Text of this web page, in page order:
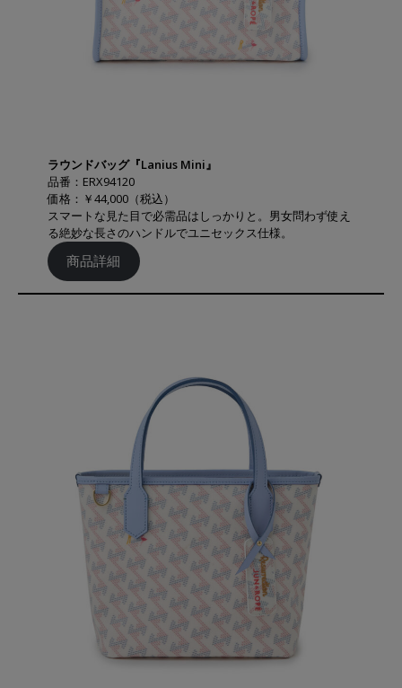
ラウンドバッグ『Lanius Mini』
品番：ERX94120
価格：￥44,000（税込）
スマートな見た目で必需品はしっかりと。男女問わず使え
る絶妙な長さのハンドルでユニセックス仕様。
商品詳細